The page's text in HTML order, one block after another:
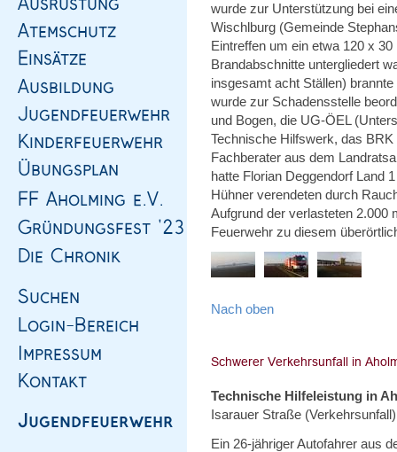
wurde zur Unterstützung bei
Wischlburg (Gemeinde
Eintreffen um ein etwa 120 x
Brandabschnitte untergliedert
insgesamt acht Ställen)
wurde zur Schadensstelle
und Bogen, die UG-ÖEL
Technische Hilfswerk, das
Fachberater aus dem
hatte Florian Deggendorf Land
Hühner verendeten durch
Aufgrund der verlasteten 2.000
Feuerwehr zu diesem
Nach oben
Technische Hilfeleistung in
Isarauer Straße (Verkehrsunfall)
Ein 26-jähriger Autofahrer aus